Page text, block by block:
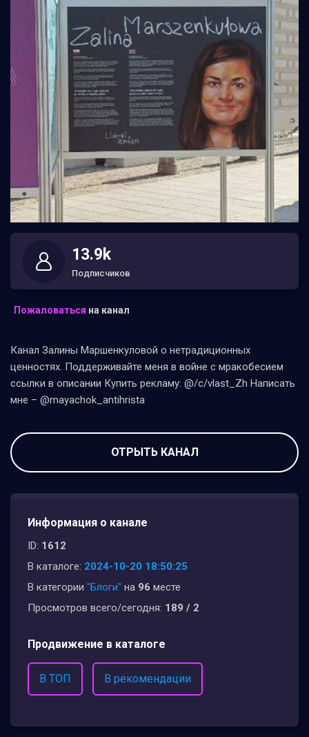
13.9k
Подписчиков
Пожаловаться на канал
Канал Залины Маршенкуловой о нетрадиционных
ценностях. Поддерживайте меня в войне с мракобесием
ссылки в описании Купить рекламу: @/c/vlast_Zh Написать
мне – @mayachok_antihrista
ОТРЫТЬ КАНАЛ
Информация о канале
ID: 1612
В каталоге: 2024-10-20 18:50:25
В категории "Блоги" на 96 месте
Просмотров всего/сегодня: 189 / 2
Продвижение в каталоге
В ТОП В рекомендации